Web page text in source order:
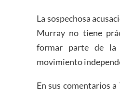
La sospechosa
Murray no tiene
formar parte de la
movimiento
En sus comentarios a